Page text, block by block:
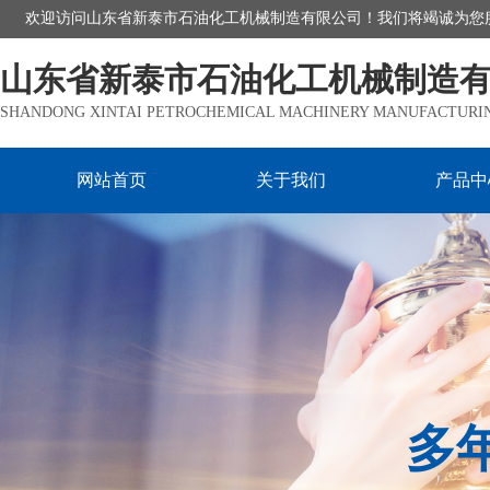
欢迎访问山东省新泰市石油化工机械制造有限公司！我们将竭诚为您
山东省新泰市石油化工机械制造
SHANDONG XINTAI PETROCHEMICAL MACHINERY
网站首页 关于我们 产品
多